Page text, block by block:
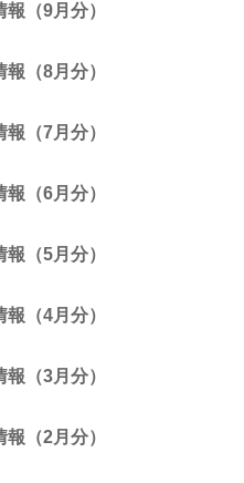
（9月分）
（8月分）
（7月分）
（6月分）
（5月分）
（4月分）
（3月分）
（2月分）